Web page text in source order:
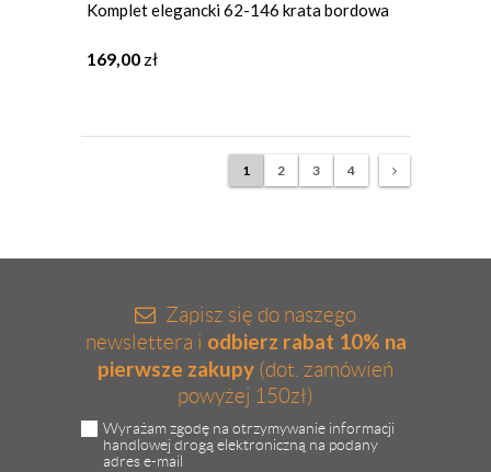
Komplet elegancki 62-146 krata bordowa
169,00 zł
1 2 3 4
Zapisz się do naszego
newslettera i odbierz rabat 10% na
pierwsze zakupy (dot. zamówień
powyżej 150zł)
Wyrażam zgodę na otrzymywanie informacji
handlowej drogą elektroniczną na podany
adres e-mail